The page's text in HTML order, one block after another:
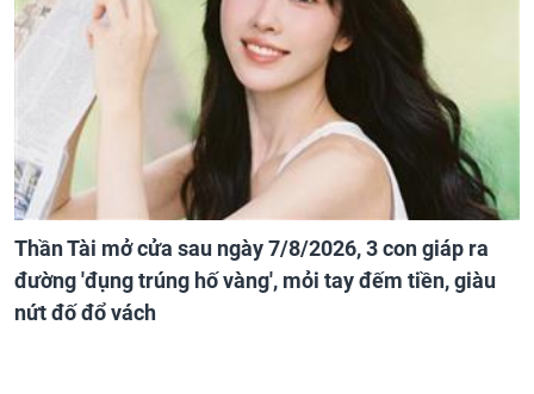
Thần Tài mở cửa sau ngày 7/8/2026, 3 con giáp ra
đường 'đụng trúng hố vàng', mỏi tay đếm tiền, giàu
nứt đố đổ vách